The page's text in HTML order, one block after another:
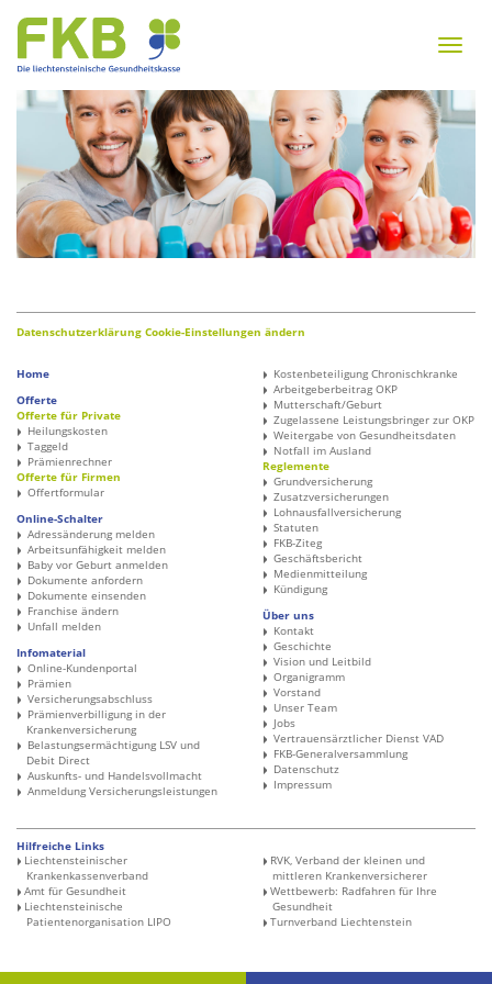
Inhalt
springen
Zur
Navigation
springen
Menu
Datenschutzerklärung Cookie-Einstellungen ändern
Home
Offerte
Offerte für Private
Heilungskosten
Taggeld
Prämienrechner
Offerte für Firmen
Offertformular
Online-Schalter
Adressänderung melden
Arbeitsunfähigkeit melden
Baby vor Geburt anmelden
Dokumente anfordern
Dokumente einsenden
Franchise ändern
Unfall melden
Infomaterial
Online-Kundenportal
Prämien
Versicherungsabschluss
Prämienverbilligung in der
Krankenversicherung
Belastungsermächtigung LSV und
Debit Direct
Auskunfts- und Handelsvollmacht
Anmeldung Versicherungsleistungen
Kostenbeteiligung Chronischkranke
Arbeitgeberbeitrag OKP
Mutterschaft/Geburt
Zugelassene Leistungsbringer zur OKP
Weitergabe von Gesundheitsdaten
Notfall im Ausland
Reglemente
Grundversicherung
Zusatzversicherungen
Lohnausfallversicherung
Statuten
FKB-Ziteg
Geschäftsbericht
Medienmitteilung
Kündigung
Über uns
Kontakt
Geschichte
Vision und Leitbild
Organigramm
Vorstand
Unser Team
Jobs
Vertrauensärztlicher Dienst VAD
FKB-Generalversammlung
Datenschutz
Impressum
Hilfreiche Links
Liechtensteinischer
Krankenkassenverband
Amt für Gesundheit
Liechtensteinische
Patientenorganisation LIPO
RVK, Verband der kleinen und
mittleren ­Krankenversicherer
Wettbewerb: Radfahren für Ihre
Gesundheit
Turnverband Liechtenstein